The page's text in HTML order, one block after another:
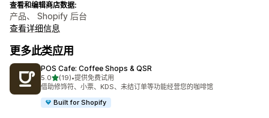
查看和编辑商店数据:
产品、 Shopify 后台
查看详细信息
更多此类应用
POS Cafe: Coffee Shops & QSR
5.0星（满分 5 星）
(19)
总共 19 条评论
•提供免费试用
借助修饰符、小票、KDS、未结订单等功能经营您的咖啡馆
Built for Shopify